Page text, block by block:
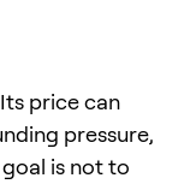
price can
pressure,
is not to